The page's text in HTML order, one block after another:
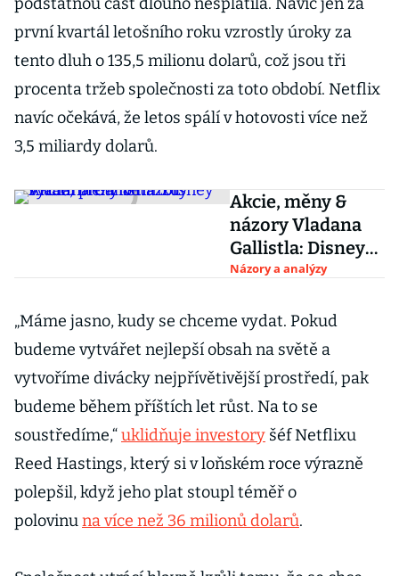
první kvartál letošního roku vzrostly úroky za
tento dluh o 135,5 milionu dolarů, což jsou tři
procenta tržeb společnosti za toto období. Netflix
navíc očekává, že letos spálí v hotovosti více než
3,5 miliardy dolarů.
Akcie, měny &
názory Vladana
Gallistla: Disney
vytáhl proti
Názory a analýzy
„Máme jasno, kudy se chceme vydat. Pokud
budeme vytvářet nejlepší obsah na světě a
vytvoříme divácky nejpřívětivější prostředí, pak
budeme během příštích let růst. Na to se
soustředíme,“uklidňuje investory šéf Netflixu
Reed Hastings, který si v loňském roce výrazně
polepšil, když jeho plat stoupl téměř o
polovinuna více než 36 milionů dolarů.